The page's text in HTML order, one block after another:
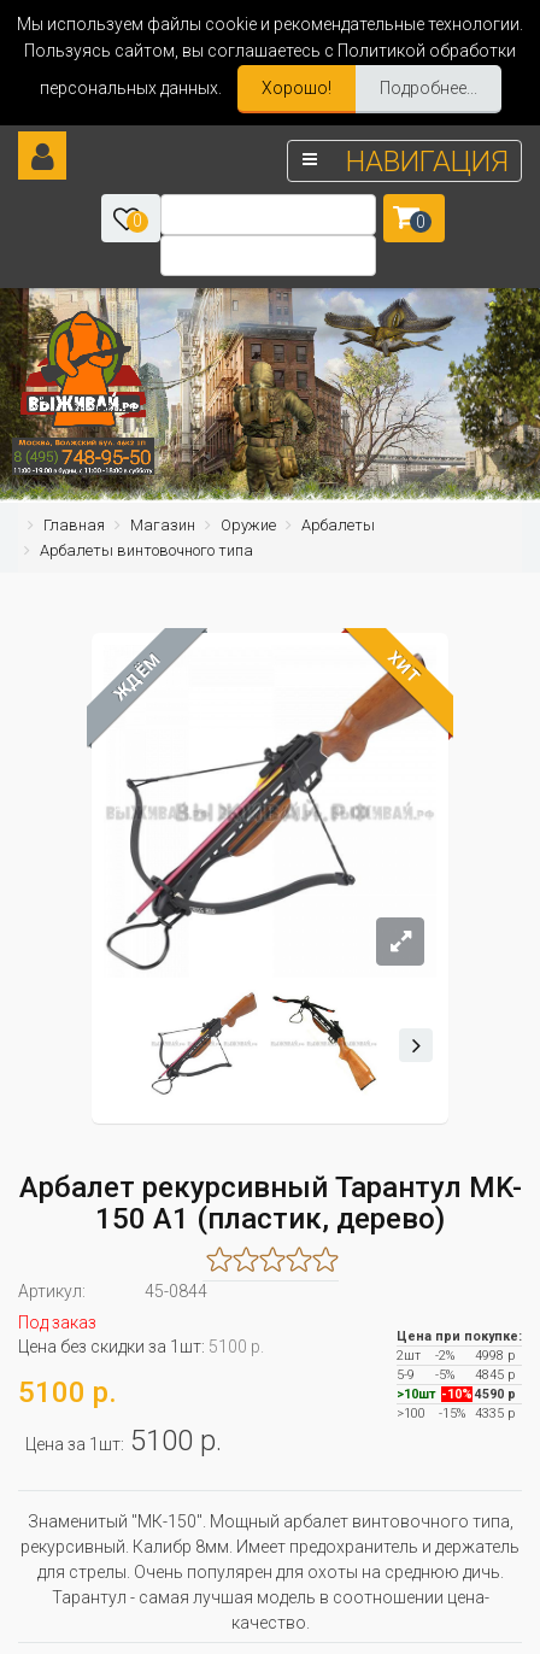
Мы используем файлы cookie и рекомендательные технологии.
Пользуясь сайтом, вы соглашаетесь с Политикой обработки
персональных данных.
Хорошо! Подробнее...
НАВИГАЦИЯ
0 0
Главная Магазин Оружие
Арбалеты
Арбалеты винтовочного типа
ЖДЁМ ХИТ
Арбалет рекурсивный Тарантул MK-
150 A1 (пластик, дерево)
Артикул:
45-0844
Под заказ
Цена без скидки за 1шт: 5100 р.
5100 р.
Цена за 1шт: 5100 р.
Цена при покупке:
2шт
-2%
4998 р
5-9
-5%
4845 р
>10шт -10% 4590 р
>100
-15% 4335 р
Знаменитый "МК-150". Мощный арбалет винтовочного типа,
рекурсивный. Калибр 8мм. Имеет предохранитель и держатель
для стрелы. Очень популярен для охоты на среднюю дичь.
Тарантул - самая лучшая модель в соотношении цена-
качество.